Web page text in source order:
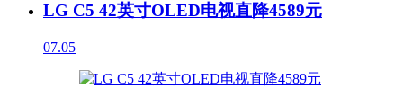
LG C5 42英寸OLED电视直降4589元
07.05